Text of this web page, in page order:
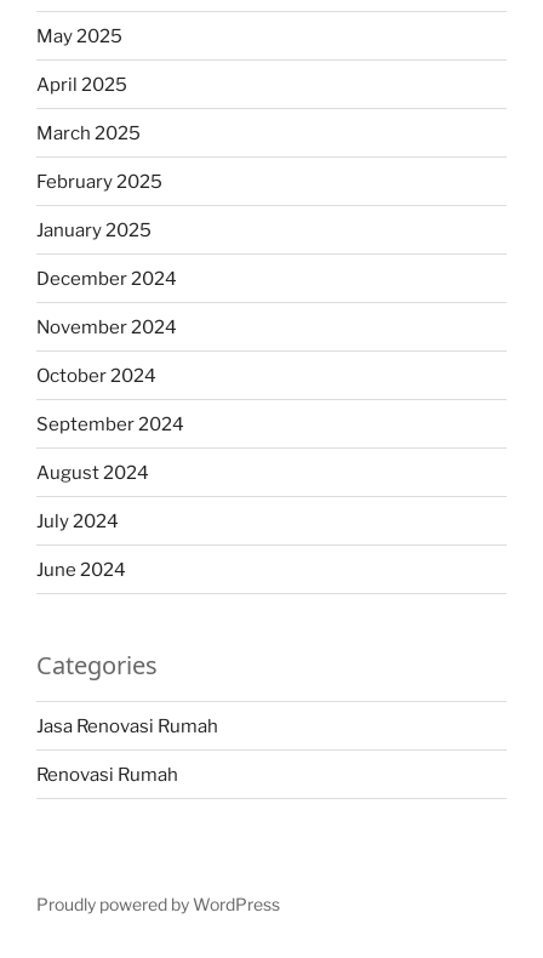
May 2025
April 2025
March 2025
February 2025
January 2025
December 2024
November 2024
October 2024
September 2024
August 2024
July 2024
June 2024
Categories
Jasa Renovasi Rumah
Renovasi Rumah
Proudly powered by WordPress